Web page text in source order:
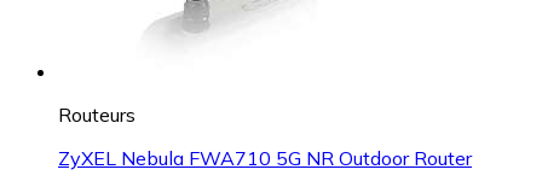
Routeurs
ZyXEL Nebula FWA710 5G NR Outdoor Router